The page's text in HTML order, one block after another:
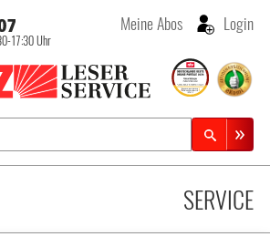
17:30 Uhr
Meine Abos Login
SERVICE